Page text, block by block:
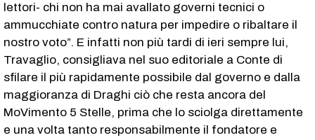
lettori- chi non ha mai avallato governi tecnici o
ammucchiate contro natura per impedire o ribaltare il
nostro voto”. E infatti non più tardi di ieri sempre lui,
Travaglio, consigliava nel suo editoriale a Conte di
sfilare il più rapidamente possibile dal governo e dalla
maggioranza di Draghi ciò che resta ancora del
MoVimento 5 Stelle, prima che lo sciolga direttamente
e una volta tanto responsabilmente il fondatore e